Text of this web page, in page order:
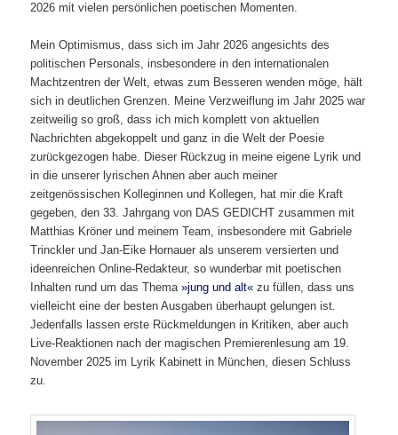
2026 mit vielen persönlichen poetischen Momenten.
Mein Optimismus, dass sich im Jahr 2026 angesichts des
politischen Personals, insbesondere in den internationalen
Machtzentren der Welt, etwas zum Besseren wenden möge, hält
sich in deutlichen Grenzen. Meine Verzweiflung im Jahr 2025 war
zeitweilig so groß, dass ich mich komplett von aktuellen
Nachrichten abgekoppelt und ganz in die Welt der Poesie
zurückgezogen habe. Dieser Rückzug in meine eigene Lyrik und
in die unserer lyrischen Ahnen aber auch meiner
zeitgenössischen Kolleginnen und Kollegen, hat mir die Kraft
gegeben, den 33. Jahrgang von DAS GEDICHT zusammen mit
Matthias Kröner und meinem Team, insbesondere mit Gabriele
Trinckler und Jan-Eike Hornauer als unserem versierten und
ideenreichen Online-Redakteur, so wunderbar mit poetischen
Inhalten rund um das Thema»jung und alt« zu füllen, dass uns
vielleicht eine der besten Ausgaben überhaupt gelungen ist.
Jedenfalls lassen erste Rückmeldungen in Kritiken, aber auch
Live-Reaktionen nach der magischen Premierenlesung am 19.
November 2025 im Lyrik Kabinett in München, diesen Schluss
zu.